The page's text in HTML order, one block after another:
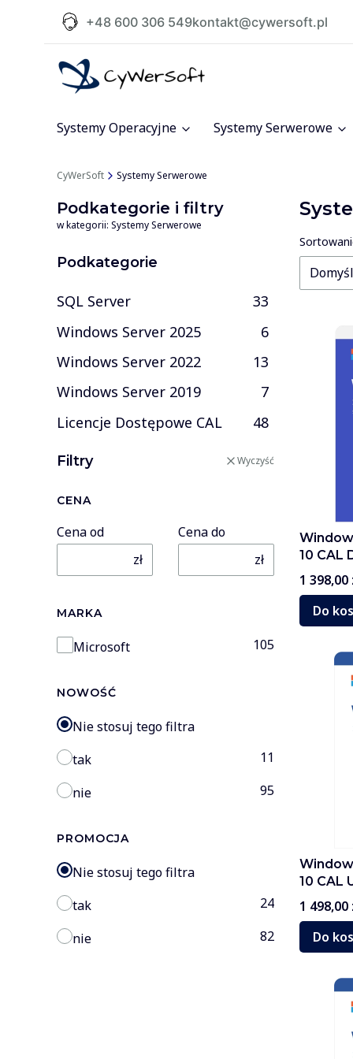
+48 600 306 549kontakt@cywersoft.pl
Systemy Operacyjne Systemy Serwerowe
CyWerSoft Systemy Serwerowe
Podkategorie i filtry
w kategorii: Systemy Serwerowe
Podkategorie
SQL Server
33
Windows Server 2025
6
Windows Server 2022
13
Windows Server 2019
7
Licencje Dostępowe CAL
48
Filtry Wyczyść
CENA
Cena od
zł
Cena do
zł
MARKA
Marka
Microsoft 105
NOWOŚĆ
Nie stosuj tego filtra
tak
11
nie 95
PROMOCJA
Nie stosuj tego filtra
tak
24
nie 82
Lista
10 CAL
Cena
1 398,00
Do
10 CAL
Cena
1 498,00
Do